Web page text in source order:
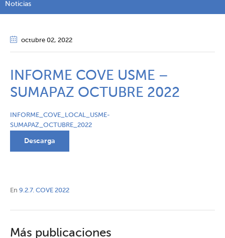
Noticias
octubre 02, 2022
INFORME COVE USME –
SUMAPAZ OCTUBRE 2022
INFORME_COVE_LOCAL_USME-
SUMAPAZ_OCTUBRE_2022
Descarga
En 9.2.7. COVE 2022
Más publicaciones